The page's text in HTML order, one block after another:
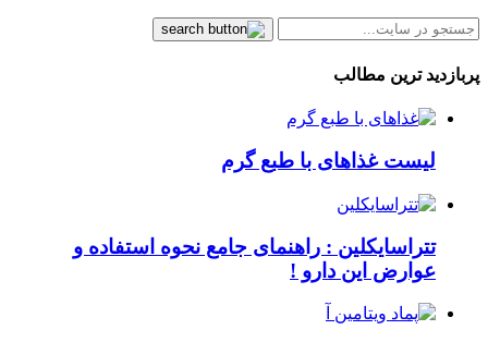
پربازدید ترین مطالب
لیست غذاهای با طبع گرم
تتراسایکلین : راهنمای جامع نحوه استفاده و
عوارض این دارو !